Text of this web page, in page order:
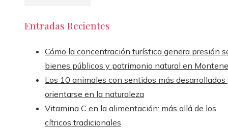
Entradas Recientes
Cómo la concentración turística genera presión
bienes públicos y patrimonio natural en
Los 10 animales con sentidos más desarrollados
orientarse en la naturaleza
Vitamina C en la alimentación: más allá de los
cítricos tradicionales